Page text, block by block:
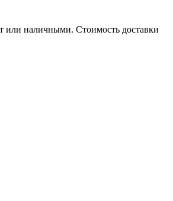
или наличными. Стоимость доставки